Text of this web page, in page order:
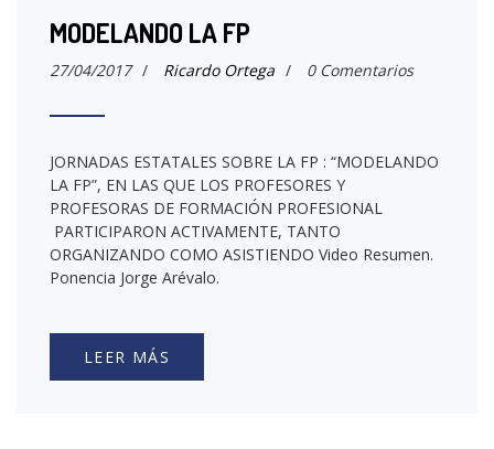
MODELANDO LA FP
27/04/2017 / Ricardo Ortega / 0 Comentarios
JORNADAS ESTATALES SOBRE LA FP : “MODELANDO
LA FP”, EN LAS QUE LOS PROFESORES Y
PROFESORAS DE FORMACIÓN PROFESIONAL
PARTICIPARON ACTIVAMENTE, TANTO
ORGANIZANDO COMO ASISTIENDO Video Resumen.
Ponencia Jorge Arévalo.
LEER MÁS